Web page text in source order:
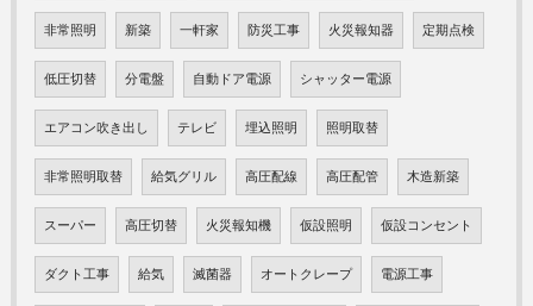
非常照明 新築 一軒家 防災工事 火災報知器 定期点検
低圧切替 分電盤 自動ドア電源 シャッター電源
エアコン吹き出し テレビ 埋込照明 照明取替
非常照明取替 給気グリル 高圧配線 高圧配管 木造新築
スーパー 高圧切替 火災報知機 仮設照明 仮設コンセント
ダクト工事 給気 滅菌器 オートクレープ 電源工事